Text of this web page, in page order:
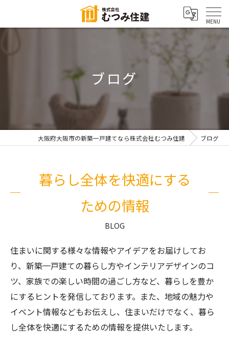
ブログ
大阪府大阪市の新築一戸建てなら株式会社むつみ住建 ブログ
暮らし全体を快適にする
ための情報
BLOG
住まいに関する様々な情報やアイデアをお届けしてお
り、新築一戸建ての暮らし方やインテリアデザインのコ
ツ、家族での楽しい時間の過ごし方など、暮らしを豊か
にするヒントを発信しております。また、地域の魅力や
イベント情報などもお伝えし、住まいだけでなく、暮ら
し全体を快適にするための情報を提供いたします。